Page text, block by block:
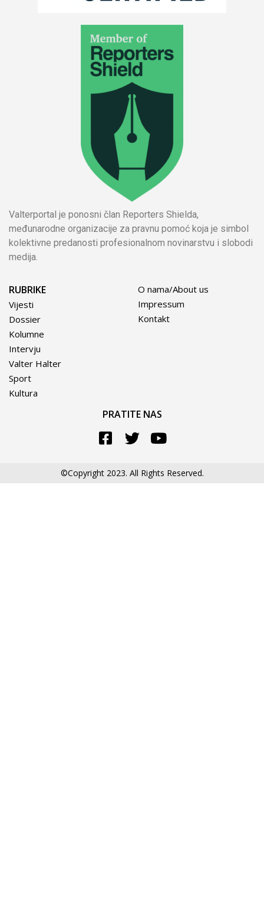
Valterportal je ponosni član Reporters Shielda,
međunarodne organizacije za pravnu pomoć koja je simbol
kolektivne predanosti profesionalnom novinarstvu i slobodi
medija.
RUBRIKE
Vijesti
Dossier
Kolumne
Intervju
Valter Halter
Sport
Kultura
O nama/About us
Impressum
Kontakt
PRATITE NAS
©Copyright 2023. All Rights Reserved.